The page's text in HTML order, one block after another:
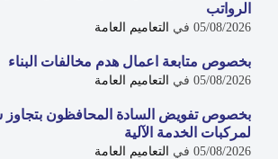
الرواتب
05/08/2026 في التعاميم العامة
بخصوص متابعة اعمال هدم مخالفات البناء
05/08/2026 في التعاميم العامة
بخصوص تفويض السادة المحافظون بتجاوز
لمركبات الخدمة الآلية
05/08/2026 في التعاميم العامة